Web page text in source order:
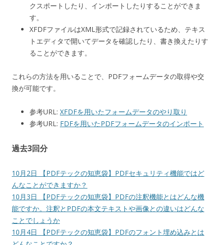
クスポートしたり、インポートしたりすることができま
す。
XFDFファイルはXML形式で記録されているため、テキス
トエディタで開いてデータを確認したり、書き換えたりす
ることができます。
これらの方法を用いることで、PDFフォームデータの取得や交
換が可能です。
参考URL: XFDFを用いたフォームデータのやり取り
参考URL: FDFを用いたPDFフォームデータのインポート
過去3回分
10月2日 【PDFテックの知恵袋】PDFセキュリティ機能ではど
んなことができますか？
10月3日 【PDFテックの知恵袋】PDFの注釈機能とはどんな機
能ですか。注釈とPDFの本文テキストや画像との違いはどんな
ことでしょうか
10月4日 【PDFテックの知恵袋】PDFのフォント埋め込みとは